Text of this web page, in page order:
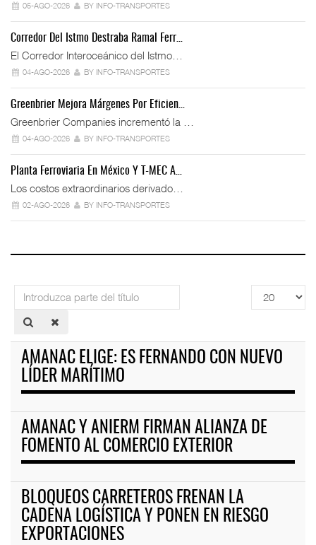
05-AGO-2026 BY INFO-TRANSPORTES
Corredor Del Istmo Destraba Ramal Ferr…
El Corredor Interoceánico del Istmo…
04-AGO-2026 BY INFO-TRANSPORTES
Greenbrier Mejora Márgenes Por Eficien…
Greenbrier Companies incrementó la …
04-AGO-2026 BY INFO-TRANSPORTES
Planta Ferroviaria En México Y T-MEC A…
Los costos extraordinarios derivado…
02-AGO-2026 BY INFO-TRANSPORTES
Introduzca
parte
del
Cantidad
a
AMANAC ELIGE: ES FERNANDO CON NUEVO
LÍDER MARÍTIMO
AMANAC Y ANIERM FIRMAN ALIANZA DE
FOMENTO AL COMERCIO EXTERIOR
BLOQUEOS CARRETEROS FRENAN LA
CADENA LOGÍSTICA Y PONEN EN RIESGO
EXPORTACIONES